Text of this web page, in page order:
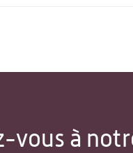
vous à